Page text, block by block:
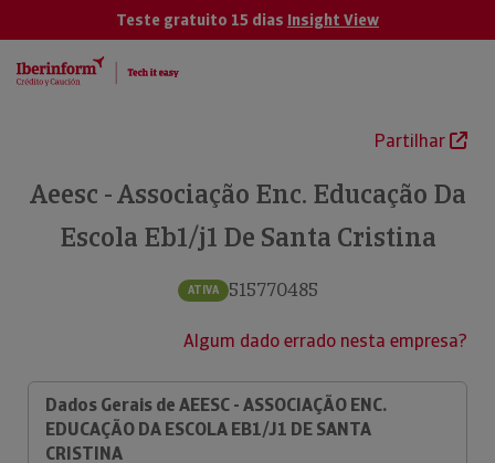
Teste gratuito 15 dias Insight View
Partilhar
Aeesc - Associação Enc. Educação Da
Escola Eb1/j1 De Santa Cristina
ATIVA 515770485
Algum dado errado nesta empresa?
Dados Gerais de AEESC - ASSOCIAÇÃO ENC.
EDUCAÇÃO DA ESCOLA EB1/J1 DE SANTA
CRISTINA